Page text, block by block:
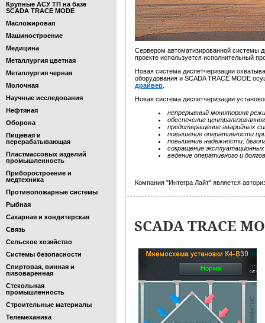
Крупные АСУ ТП на базе
SCADA TRACE MODE
Масложировая
Машиностроение
Медицина
Металлургия цветная
Металлургия черная
Молочная
Научные исследования
Нефтяная
Оборона
Пищевая и
перерабатывающая
Пластмассовых изделий
промышленность
Приборостроение и
медтехника
Противопожарные системы
Рыбная
Сахарная и кондитерская
Связь
Сельское хозяйство
Системы безопасности
Спиртовая, винная и
пивоваренная
Стекольная
промышленность
Строительные материалы
Телемеханика
Сервером автоматизированной системы
проекте используется исполнительный
Новая система диспетчеризации
оборудования и SCADA TRACE MODE
драйвер
Новая система диспетчеризации
непрерывный мониторинг
обеспечение
предотвращение аварийных
повышение оперативности
повышение надежности,
сокращение
ведение оперативного и
Компания "Интегра Лайт" является
SCADA TRACE